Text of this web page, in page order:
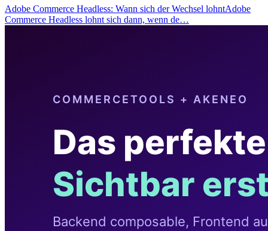
Adobe Commerce Headless: Wann sich der Wechsel lohntAdobe
Commerce Headless lohnt sich dann, wenn de…